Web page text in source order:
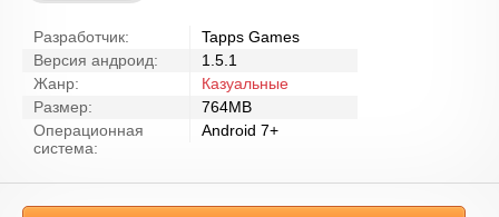
Разработчик:
Tapps Games
Версия андроид:
1.5.1
Жанр:
Казуальные
Размер:
764MB
Операционная
система:
Android 7+